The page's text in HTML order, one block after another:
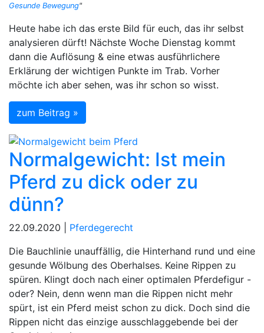
Gesunde Bewegung"
Heute habe ich das erste Bild für euch, das ihr selbst
analysieren dürft! Nächste Woche Dienstag kommt
dann die Auflösung & eine etwas ausführlichere
Erklärung der wichtigen Punkte im Trab. Vorher
möchte ich aber sehen, was ihr schon so wisst.
zum Beitrag »
Normalgewicht: Ist mein
Pferd zu dick oder zu
dünn?
22.09.2020 | Pferdegerecht
Die Bauchlinie unauffällig, die Hinterhand rund und eine
gesunde Wölbung des Oberhalses. Keine Rippen zu
spüren. Klingt doch nach einer optimalen Pferdefigur -
oder? Nein, denn wenn man die Rippen nicht mehr
spürt, ist ein Pferd meist schon zu dick. Doch sind die
Rippen nicht das einzige ausschlaggebende bei der